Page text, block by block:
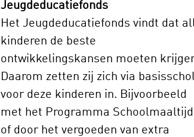
Jeugdeducatiefonds
Het Jeugdeducatiefonds vindt dat
kinderen de beste
ontwikkelingskansen moeten
Daarom zetten zij zich via
voor deze kinderen in. Bijvoorbeeld
met het Programma
of door het vergoeden van extra